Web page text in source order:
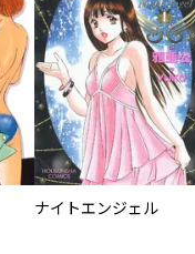
ナイトエンジェル